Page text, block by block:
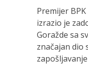
Premijer
izrazio je
Goražde sa
značajan dio
zapošljavanje